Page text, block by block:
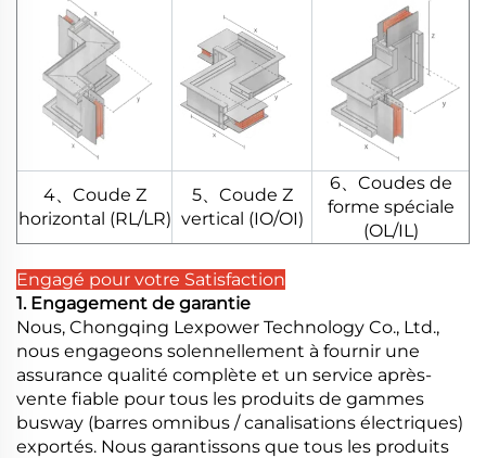
4、Coude Z
horizontal (RL/LR)
5、Coude Z
vertical (IO/OI)
6、Coudes de
forme spéciale
(OL/IL)
Engagé pour votre Satisfaction
1. Engagement de garantie
Nous, Chongqing Lexpower Technology Co., Ltd.,
nous engageons solennellement à fournir une
assurance qualité complète et un service après-
vente fiable pour tous les produits de gammes
busway (barres omnibus / canalisations électriques)
exportés. Nous garantissons que tous les produits